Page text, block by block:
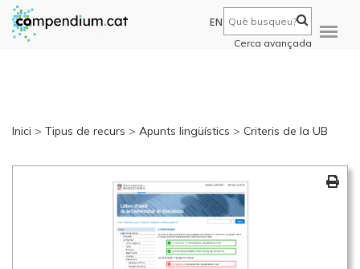
EN
Cerca avançada
Inici > Tipus de recurs > Apunts lingüístics > Criteris de la UB